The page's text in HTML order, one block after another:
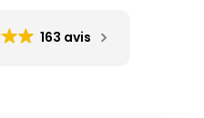
163 avis